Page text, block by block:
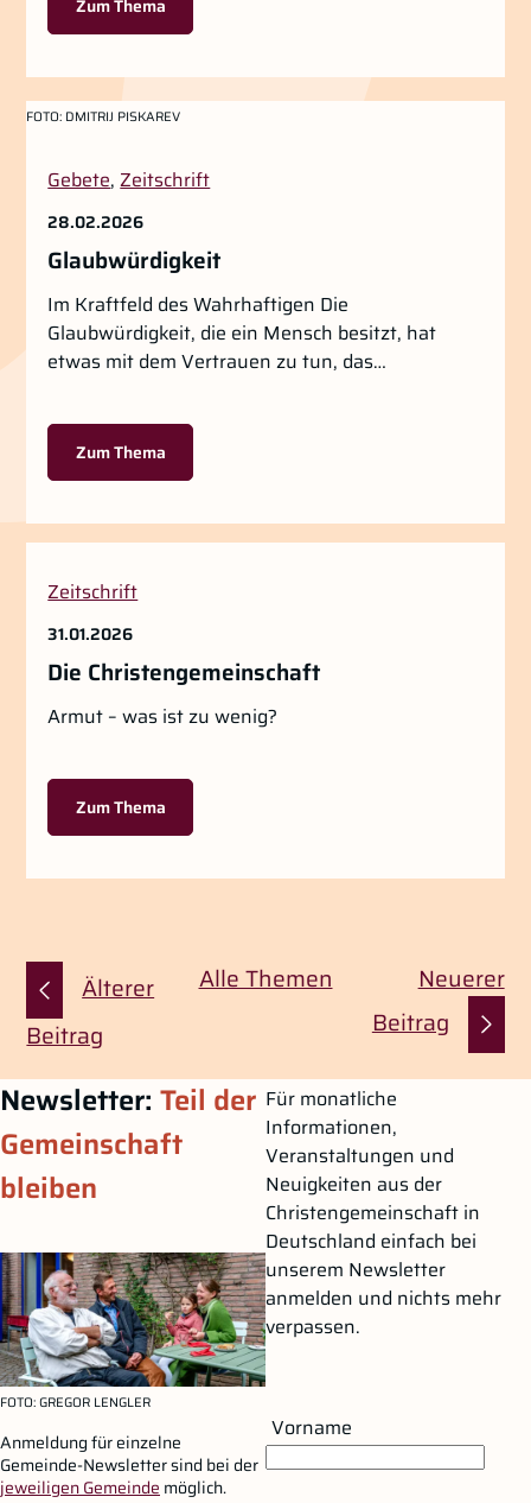
Zum Thema
FOTO: DMITRIJ PISKAREV
Gebete,Zeitschrift
28.02.2026
Glaubwürdigkeit
Im Kraftfeld des Wahrhaftigen Die
Glaubwürdigkeit, die ein Mensch besitzt, hat
etwas mit dem Vertrauen zu tun, das…
Zum Thema
Zeitschrift
31.01.2026
Die Christengemeinschaft
Armut – was ist zu wenig?
Zum Thema
Gehe zu vorherigen oder nächsten Beiträgen
Älterer
Beitrag
Alle Themen
Neuerer
Beitrag
Zum Hauptinhalt springen
Zur Navigation springen
Newsletter: Teil der
Gemeinschaft
bleiben
FOTO: GREGOR LENGLER
Anmeldung für einzelne
Gemeinde-Newsletter sind bei der
jeweiligen Gemeinde möglich.
Für monatliche
Informationen,
Veranstaltungen und
Neuigkeiten aus der
Christengemeinschaft in
Deutschland einfach bei
unserem Newsletter
anmelden und nichts mehr
verpassen.
Vorname